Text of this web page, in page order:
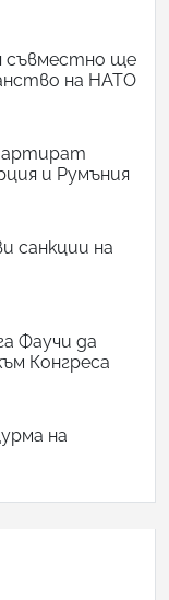
съвместно ще
на НАТО
и Румъния
санкции на
Фаучи да
Конгреса
на